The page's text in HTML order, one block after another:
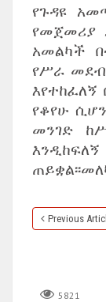
የጉዳዩ
የመጀመሪያ
አመልካች
የሥራ መደብ
የቆየሁ
መንገድ
Previous
5821